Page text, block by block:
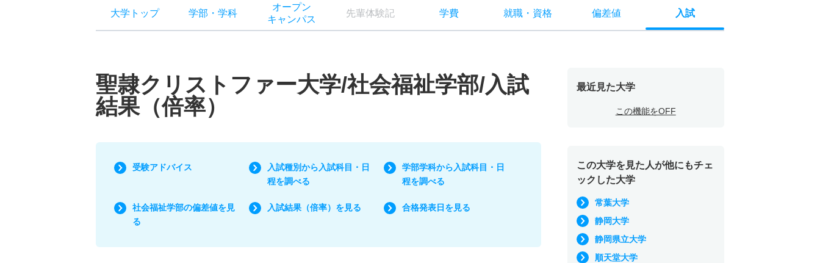
大学トップ 学部 ・ 学科
オープン
キャンパス
先輩体験記 学費 就職・ 資格 偏差値 入試
聖隷クリストファー大学/社会福祉学部/入試
結果（倍率）
受験アドバイス
入試種別から入試科目・日
程を調べる
学部学科から入試科目・日
程を調べる
社会福祉学部の偏差値を見
る
入試結果（倍率）を見る 合格発表日を見る
最近見た大学
この機能をOFF
この大学を見た人が他にもチェ
ックした大学
常葉大学
静岡大学
静岡県立大学
順天堂大学